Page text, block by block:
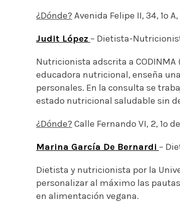
¿Dónde? Avenida Felipe II, 34, 1º
Judit López – Dietista-
Nutricionista adscrita a
educadora nutricional, enseña
personales. En la consulta se
estado nutricional saludable sin
¿Dónde? Calle Fernando VI, 2, 1º
Marina García De Bernardi –
Dietista y nutricionista por la
personalizar al máximo las
en alimentación vegana.